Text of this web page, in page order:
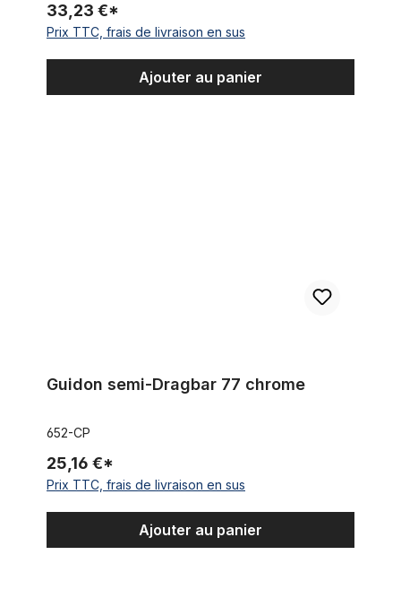
33,23 €*
Prix TTC, frais de livraison en sus
Ajouter au panier
Guidon semi-Dragbar 77 chrome
652-CP
25,16 €*
Prix TTC, frais de livraison en sus
Ajouter au panier